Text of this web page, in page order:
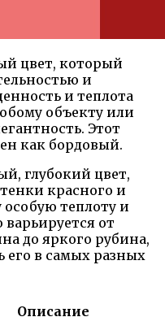
цвет, который
и
и теплота
объекту или
Этот
как бордовый.
глубокий цвет,
красного и
теплоту и
от
до яркого рубина,
его в самых разных
Описание